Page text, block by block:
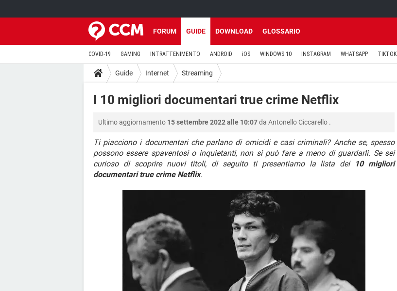
FORUM GUIDE DOWNLOAD GLOSSARIO
COVID-19 GAMING INTRATTENIMENTO ANDROID iOS WINDOWS 10 INSTAGRAM WHATSAPP TIKTOK
Guide Internet Streaming
I 10 migliori documentari true crime Netflix
Ultimo aggiornamento 15 settembre 2022 alle 10:07da Antonello Ciccarello .
Ti piacciono i documentari che parlano di omicidi e casi criminali? Anche se, spesso
possono essere spaventosi o inquietanti, non si può fare a meno di guardarli. Se sei
curioso di scoprire nuovi titoli, di seguito ti presentiamo la lista dei 10 migliori
documentari true crime Netflix.